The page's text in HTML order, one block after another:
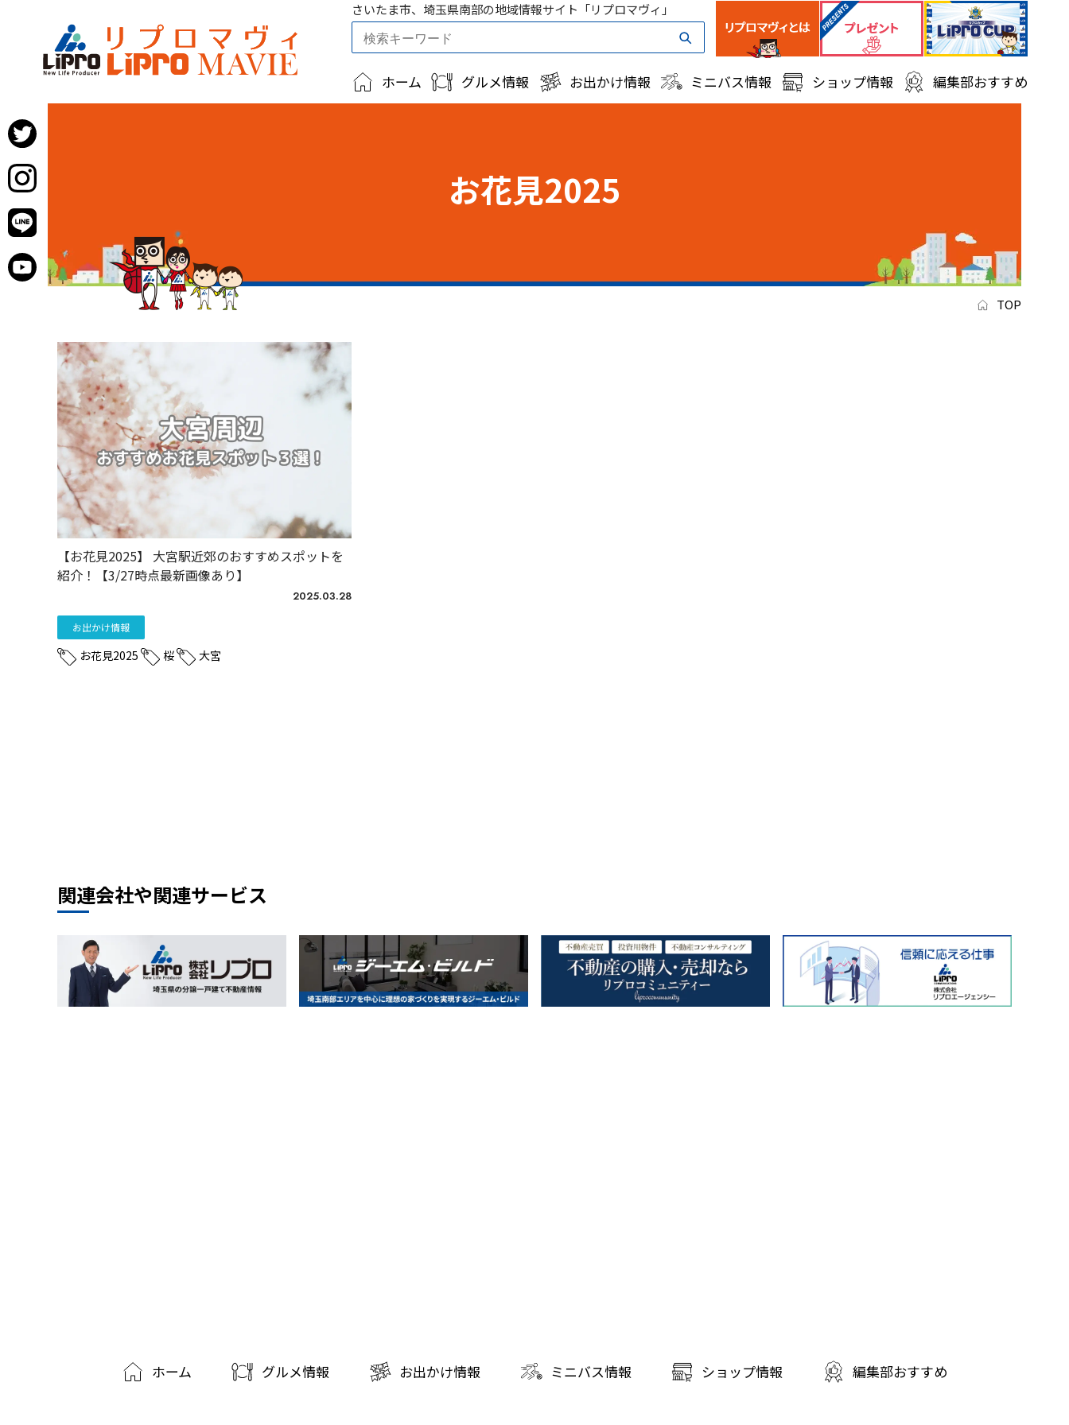
さいたま市、埼玉県南部の地域情報サイト「リプロマヴィ」
ホーム グルメ情報 お出かけ情報 ミニバス情報 ショップ情報 編集部おすすめ
お花見2025
TOP
【お花見2025】 大宮駅近郊のおすすめスポットを
紹介！【3/27時点最新画像あり】
2025.03.28
お出かけ情報
お花見2025 桜 大宮
関連会社や関連サービス
ホーム グルメ情報 お出かけ情報 ミニバス情報 ショップ情報 編集部おすすめ